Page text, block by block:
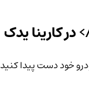
خود دست پیدا کنید